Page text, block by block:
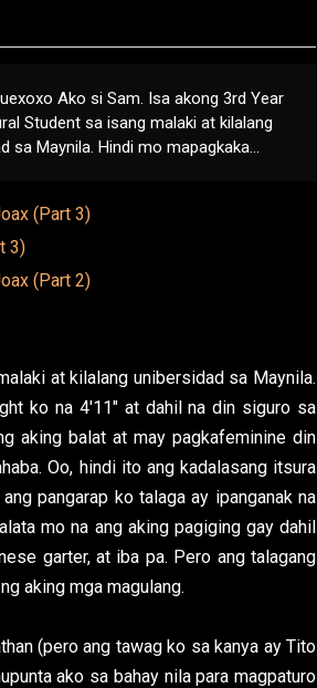
Ako si Sam. Isa akong 3rd Year
Student sa isang malaki at kilalang
sa Maynila. Hindi mo mapagkaka...
(Part 3)
3)
(Part 2)
at kilalang unibersidad sa Maynila.
ko na 4'11" at dahil na din siguro sa
aking balat at may pagkafeminine din
Oo, hindi ito ang kadalasang itsura
pangarap ko talaga ay ipanganak na
mo na ang aking pagiging gay dahil
garter, at iba pa. Pero ang talagang
aking mga magulang.
(pero ang tawag ko sa kanya ay Tito
ako sa bahay nila para magpaturo